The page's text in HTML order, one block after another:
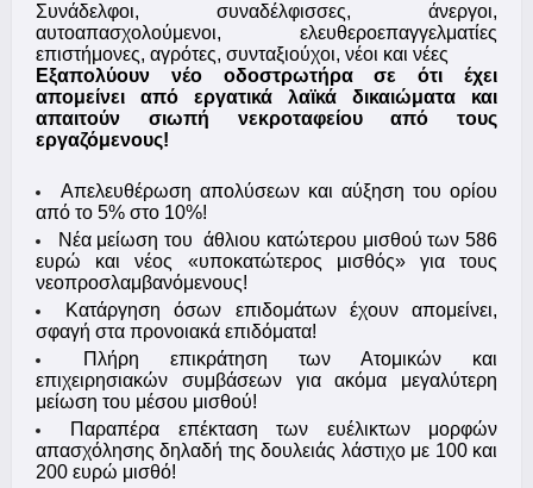
Συνάδελφοι, συναδέλφισσες, άνεργοι,
αυτοαπασχολούμενοι, ελευθεροεπαγγελματίες
επιστήμονες, αγρότες, συνταξιούχοι, νέοι και νέες
Εξαπολύουν νέο οδοστρωτήρα σε ότι έχει
απομείνει από εργατικά λαϊκά δικαιώματα και
απαιτούν σιωπή νεκροταφείου από τους
εργαζόμενους!
Απελευθέρωση απολύσεων και αύξηση του ορίου
από το 5% στο 10%!
Νέα μείωση του άθλιου κατώτερου μισθού των 586
ευρώ και νέος «υποκατώτερος μισθός» για τους
νεοπροσλαμβανόμενους!
Κατάργηση όσων επιδομάτων έχουν απομείνει,
σφαγή στα προνοιακά επιδόματα!
Πλήρη επικράτηση των Ατομικών και
επιχειρησιακών συμβάσεων για ακόμα μεγαλύτερη
μείωση του μέσου μισθού!
Παραπέρα επέκταση των ευέλικτων μορφών
απασχόλησης δηλαδή της δουλειάς λάστιχο με 100 και
200 ευρώ μισθό!